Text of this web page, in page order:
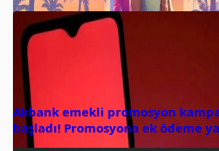
Akbank emekli promosyon
başladı! Promosyona ek ödeme